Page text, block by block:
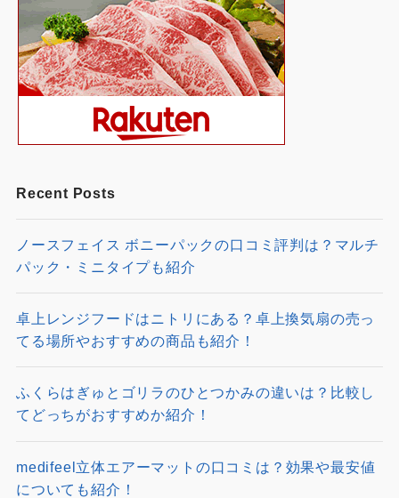
Recent Posts
ノースフェイス ボニーパックの口コミ評判は？マルチ
パック・ミニタイプも紹介
卓上レンジフードはニトリにある？卓上換気扇の売っ
てる場所やおすすめの商品も紹介！
ふくらはぎゅとゴリラのひとつかみの違いは？比較し
てどっちがおすすめか紹介！
medifeel立体エアーマットの口コミは？効果や最安値
についても紹介！